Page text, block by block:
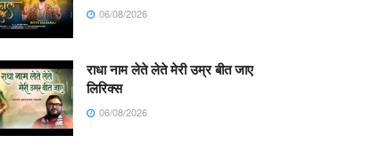
06/08/2026
राधा नाम लेते लेते मेरी उम्र बीत जाए
लिरिक्स
06/08/2026